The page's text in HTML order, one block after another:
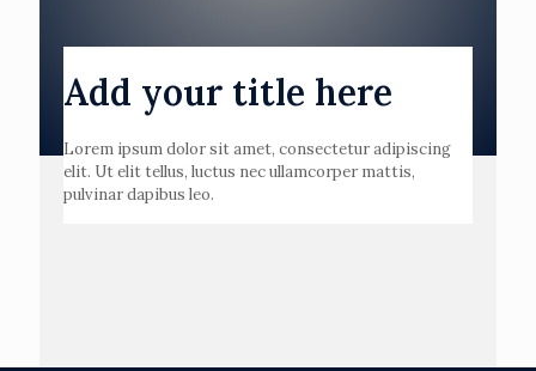
Add your title here
Lorem ipsum dolor sit amet, consectetur adipiscing
elit. Ut elit tellus, luctus nec ullamcorper mattis,
pulvinar dapibus leo.